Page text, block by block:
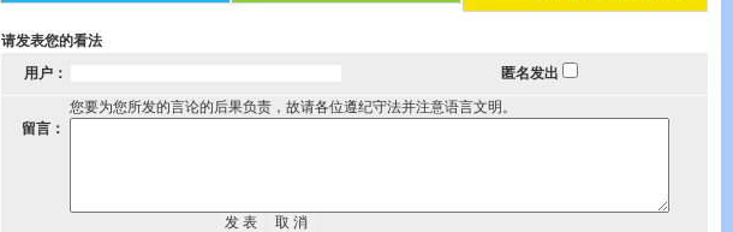
请发表您的看法
用户：
匿名发出
您要为您所发的言论的后果负责，故请各位遵纪守法并注意语言文明。
留言：